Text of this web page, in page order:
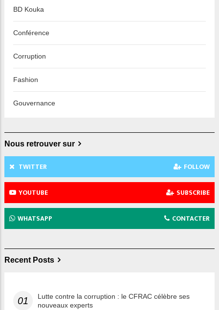
BD Kouka
Conférence
Corruption
Fashion
Gouvernance
Nous retrouver sur
TWITTER FOLLOW
YOUTUBE SUBSCRIBE
WHATSAPP CONTACTER
Recent Posts
01
Lutte contre la corruption : le CFRAC célèbre ses
nouveaux experts